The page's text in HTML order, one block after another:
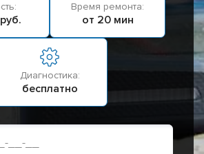
Время ремонта:
от 20 мин
Диагностика:
бесплатно